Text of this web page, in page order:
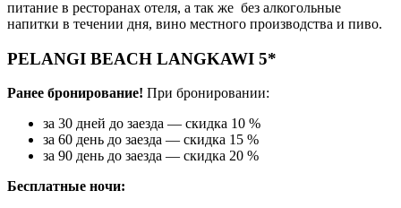
питание в ресторанах отеля, а так же без алкогольные
напитки в течении дня, вино местного производства и пиво.
PELANGI BEACH LANGKAWI 5*
Ранее бронирование! При бронировании:
за 30 дней до заезда — скидка 10 %
за 60 день до заезда — скидка 15 %
за 90 день до заезда — скидка 20 %
Бесплатные ночи: